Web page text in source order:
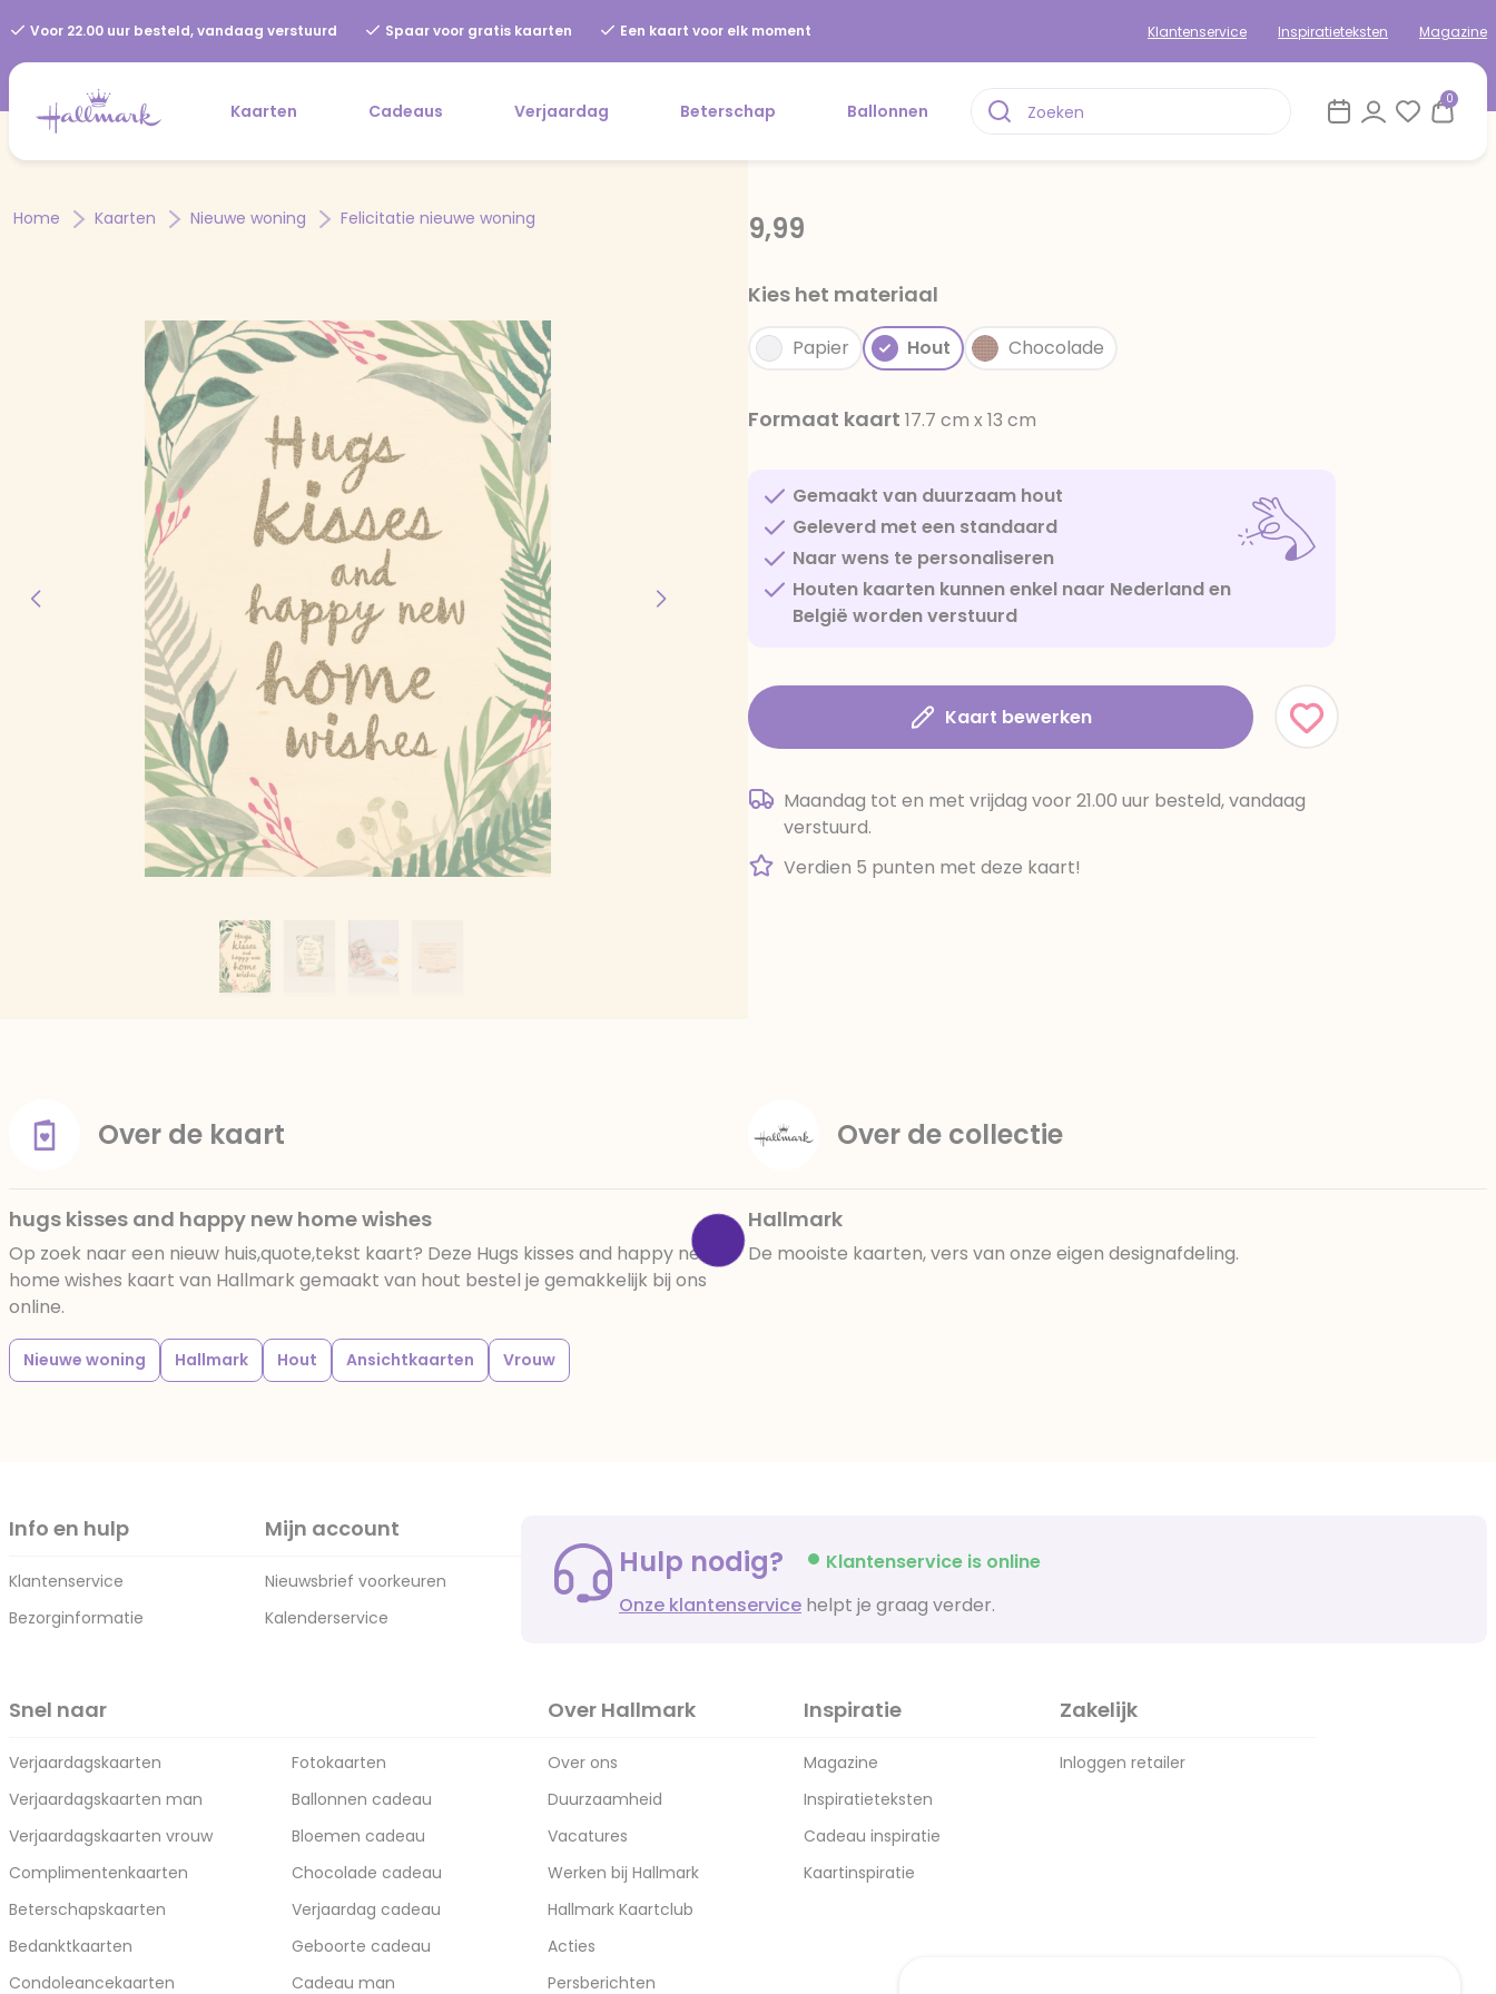
Voor 22.00 uur besteld, vandaag verstuurd Spaar voor gratis kaarten Een kaart voor elk moment Klantenservice Inspiratieteksten Magazine
Kaarten Cadeaus Verjaardag Beterschap Ballonnen
0
Home Kaarten Nieuwe woning Felicitatie nieuwe woning 9,99
Kies het materiaal
Papier Hout Chocolade
Formaat kaart 17.7 cm x 13 cm
Gemaakt van duurzaam hout
Geleverd met een standaard
Naar wens te personaliseren
Houten kaarten kunnen enkel naar Nederland en
België worden verstuurd
Kaart bewerken
Maandag tot en met vrijdag voor 21.00 uur besteld, vandaag
verstuurd.
Verdien 5 punten met deze kaart!
Over de kaart
hugs kisses and happy new home wishes
Op zoek naar een nieuw huis,quote,tekst kaart? Deze Hugs kisses and happy new
home wishes kaart van Hallmark gemaakt van hout bestel je gemakkelijk bij ons
online.
Nieuwe woning Hallmark Hout Ansichtkaarten Vrouw
Over de collectie
Hallmark
De mooiste kaarten, vers van onze eigen designafdeling.
Info en hulp
Klantenservice
Bezorginformatie
Mijn account
Nieuwsbrief voorkeuren
Kalenderservice
Hulp nodig?
Klantenservice is online
Onze klantenservice helpt je graag verder.
Snel naar
Verjaardagskaarten
Verjaardagskaarten man
Verjaardagskaarten vrouw
Complimentenkaarten
Beterschapskaarten
Bedanktkaarten
Condoleancekaarten
Fotokaarten
Ballonnen cadeau
Bloemen cadeau
Chocolade cadeau
Verjaardag cadeau
Geboorte cadeau
Cadeau man
Over Hallmark
Over ons
Duurzaamheid
Vacatures
Werken bij Hallmark
Hallmark Kaartclub
Acties
Persberichten
Inspiratie
Magazine
Inspiratieteksten
Cadeau inspiratie
Kaartinspiratie
Zakelijk
Inloggen retailer